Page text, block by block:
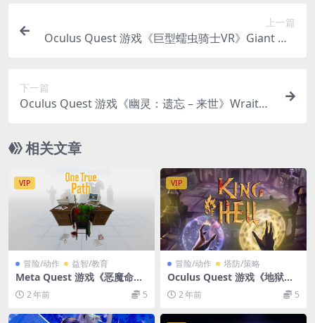
上一篇
Oculus Quest 游戏《巨型蠕虫骑士VR》Giant Wo
下一篇
Oculus Quest 游戏《幽灵：遗忘 – 来世》Wraith:
相关文章
VIP
冒险/动作 益智/教育
Meta Quest 游戏《恶魔命
运》One True Path
2 年前 5
VIP
冒险/动作 塔防/策略
Oculus Quest 游戏《地狱之
王VR》King Of Hell VR
2 年前 5